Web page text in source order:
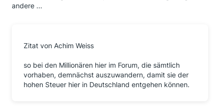
andere ...
Zitat von Achim Weiss
so bei den Millionären hier im Forum, die sämtlich
vorhaben, demnächst auszuwandern, damit sie der
hohen Steuer hier in Deutschland entgehen können.